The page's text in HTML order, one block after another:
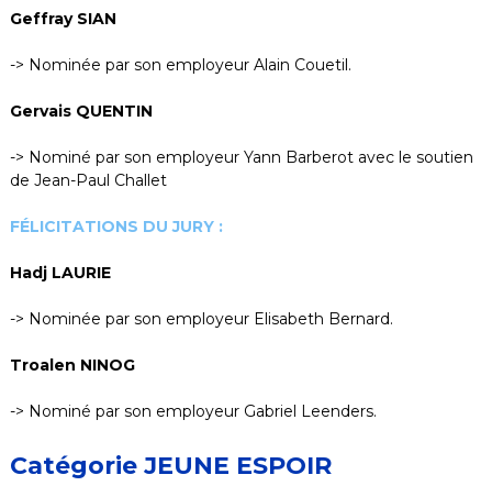
Geffray SIAN
-> Nominée par son employeur Alain Couetil.
Gervais QUENTIN
-> Nominé par son employeur Yann Barberot avec le soutien
de Jean-Paul Challet
FÉLICITATIONS DU JURY :
Hadj LAURIE
-> Nominée par son employeur Elisabeth Bernard.
Troalen NINOG
-> Nominé par son employeur Gabriel Leenders.
Catégorie JEUNE ESPOIR